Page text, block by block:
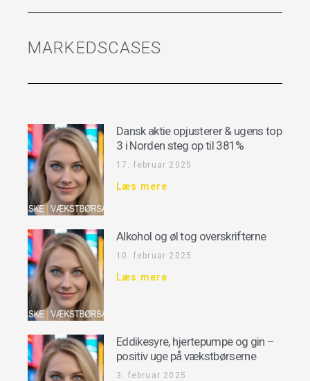
MARKEDSCASES
Dansk aktie opjusterer & ugens top
3 i Norden steg op til 381%
17. februar 2025
Læs mere
Alkohol og øl tog overskrifterne
10. februar 2025
Læs mere
Eddikesyre, hjertepumpe og gin –
positiv uge på vækstbørserne
3. februar 2025